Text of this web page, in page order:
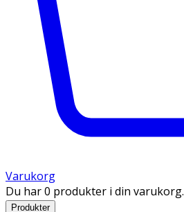
Varukorg
Du har 0 produkter i din varukorg.
Produkter